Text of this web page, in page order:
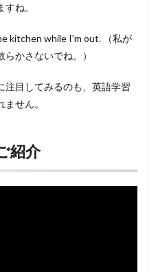
ね。
kitchen while I’m out. （私が
かさないでね。）
注目してみるのも、英語学習
せん。
紹介